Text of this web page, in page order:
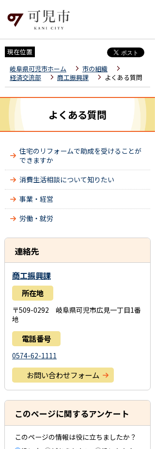
現在位置
岐阜県可児市ホーム
市の組織
経済交流部
商工振興課 よくある質問
よくある質問
住宅のリフォームで助成を受けることが
できますか
消費生活相談について知りたい
事業・経営
労働・就労
連絡先
商工振興課
所在地
〒509-0292 岐阜県可児市広見一丁目1番
地
電話番号
0574-62-1111
お問い合わせフォーム
このページに関するアンケート
このページの情報は役に立ちましたか？